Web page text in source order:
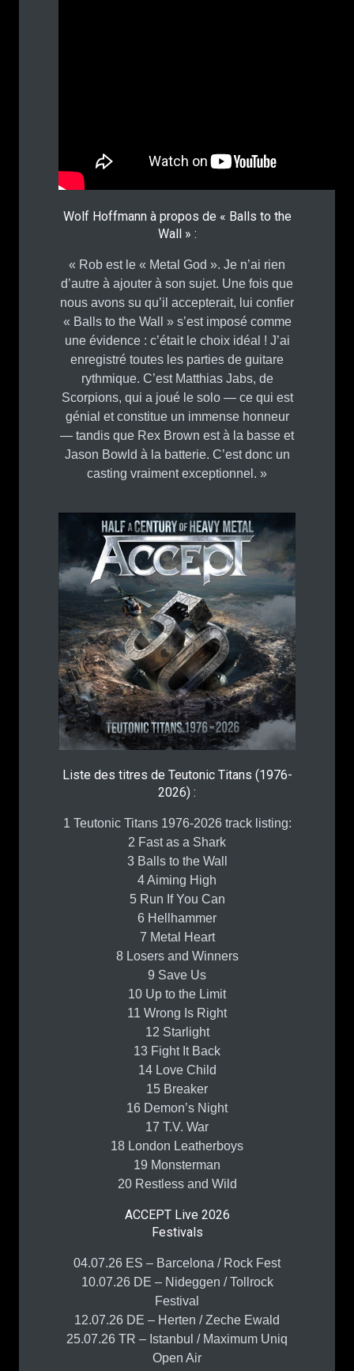
Wolf Hoffmann à propos de « Balls to the
Wall » :
« Rob est le « Metal God ». Je n’ai rien
d’autre à ajouter à son sujet. Une fois que
nous avons su qu’il accepterait, lui confier
« Balls to the Wall » s’est imposé comme
une évidence : c’était le choix idéal ! J’ai
enregistré toutes les parties de guitare
rythmique. C’est Matthias Jabs, de
Scorpions, qui a joué le solo — ce qui est
génial et constitue un immense honneur
— tandis que Rex Brown est à la basse et
Jason Bowld à la batterie. C’est donc un
casting vraiment exceptionnel. »
Liste des titres de Teutonic Titans (1976-
2026) :
1 Teutonic Titans 1976-2026 track listing:
2 Fast as a Shark
3 Balls to the Wall
4 Aiming High
5 Run If You Can
6 Hellhammer
7 Metal Heart
8 Losers and Winners
9 Save Us
10 Up to the Limit
11 Wrong Is Right
12 Starlight
13 Fight It Back
14 Love Child
15 Breaker
16 Demon’s Night
17 T.V. War
18 London Leatherboys
19 Monsterman
20 Restless and Wild
ACCEPT Live 2026
Festivals
04.07.26 ES – Barcelona / Rock Fest
10.07.26 DE – Nideggen / Tollrock
Festival
12.07.26 DE – Herten / Zeche Ewald
25.07.26 TR – Istanbul / Maximum Uniq
Open Air